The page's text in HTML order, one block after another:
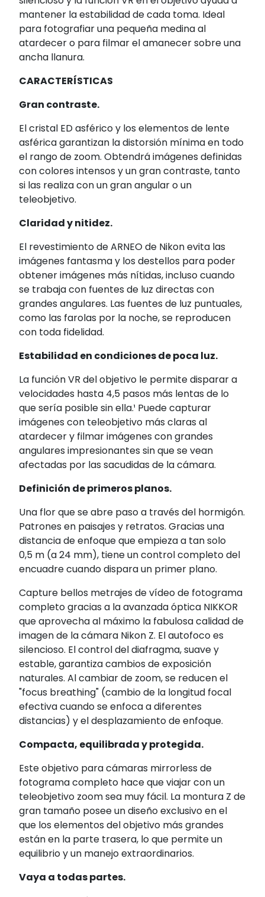
mantener la estabilidad de cada toma. Ideal
para fotografiar una pequeña medina al
atardecer o para filmar el amanecer sobre una
ancha llanura.
CARACTERÍSTICAS
Gran contraste.
El cristal ED asférico y los elementos de lente
asférica garantizan la distorsión mínima en todo
el rango de zoom. Obtendrá imágenes definidas
con colores intensos y un gran contraste, tanto
si las realiza con un gran angular o un
teleobjetivo.
Claridad y nitidez.
El revestimiento de ARNEO de Nikon evita las
imágenes fantasma y los destellos para poder
obtener imágenes más nítidas, incluso cuando
se trabaja con fuentes de luz directas con
grandes angulares. Las fuentes de luz puntuales,
como las farolas por la noche, se reproducen
con toda fidelidad.
Estabilidad en condiciones de poca luz.
La función VR del objetivo le permite disparar a
velocidades hasta 4,5 pasos más lentas de lo
que sería posible sin ella.¹ Puede capturar
imágenes con teleobjetivo más claras al
atardecer y filmar imágenes con grandes
angulares impresionantes sin que se vean
afectadas por las sacudidas de la cámara.
Definición de primeros planos.
Una flor que se abre paso a través del hormigón.
Patrones en paisajes y retratos. Gracias una
distancia de enfoque que empieza a tan solo
0,5 m (a 24 mm), tiene un control completo del
encuadre cuando dispara un primer plano.
Capture bellos metrajes de vídeo de fotograma
completo gracias a la avanzada óptica NIKKOR
que aprovecha al máximo la fabulosa calidad de
imagen de la cámara Nikon Z. El autofoco es
silencioso. El control del diafragma, suave y
estable, garantiza cambios de exposición
naturales. Al cambiar de zoom, se reducen el
"focus breathing" (cambio de la longitud focal
efectiva cuando se enfoca a diferentes
distancias) y el desplazamiento de enfoque.
Compacta, equilibrada y protegida.
Este objetivo para cámaras mirrorless de
fotograma completo hace que viajar con un
teleobjetivo zoom sea muy fácil. La montura Z de
gran tamaño posee un diseño exclusivo en el
que los elementos del objetivo más grandes
están en la parte trasera, lo que permite un
equilibrio y un manejo extraordinarios.
Vaya a todas partes.